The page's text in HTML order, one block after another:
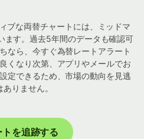
ブな両替チャートには、ミッドマ
ます。過去5年間のデータも確認可
なら、今すぐ為替レートアラート
くなり次第、アプリやメールでお
定できるため、市場の動向を見逃
りません。
を追跡する